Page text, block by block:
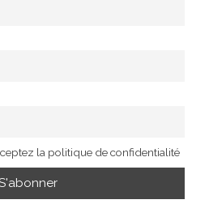
la politique de confidentialité